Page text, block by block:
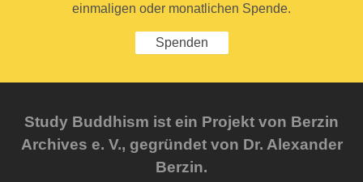
einmaligen oder monatlichen Spende.
Spenden
Study Buddhism ist ein Projekt von Berzin
Archives e. V., gegründet von Dr. Alexander
Berzin.